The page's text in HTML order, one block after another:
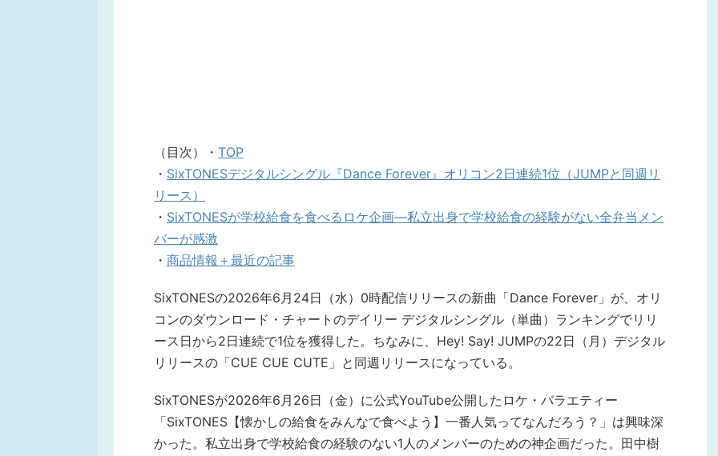
（目次）・ TOP
・ SixTONESデジタルシングル『Dance Forever』オリコン2日連続1位（JUMPと同週リ
リース）
・ SixTONESが学校給食を食べるロケ企画―私立出身で学校給食の経験がない全弁当メン
バーが感激
・ 商品情報＋最近の記事
SixTONESの2026年6月24日（水）0時配信リリースの新曲「Dance Forever」が、オリ
コンのダウンロード・チャートのデイリー デジタルシングル（単曲）ランキングでリリ
ース日から2日連続で1位を獲得した。ちなみに、Hey! Say! JUMPの22日（月）デジタル
リリースの「CUE CUE CUTE」と同週リリースになっている。
SixTONESが2026年6月26日（金）に公式YouTube公開したロケ・バラエティー
「SixTONES【懐かしの給食をみんなで食べよう】一番人気ってなんだろう？」は興味深
かった。私立出身で学校給食の経験のない1人のメンバーのための神企画だった。田中樹